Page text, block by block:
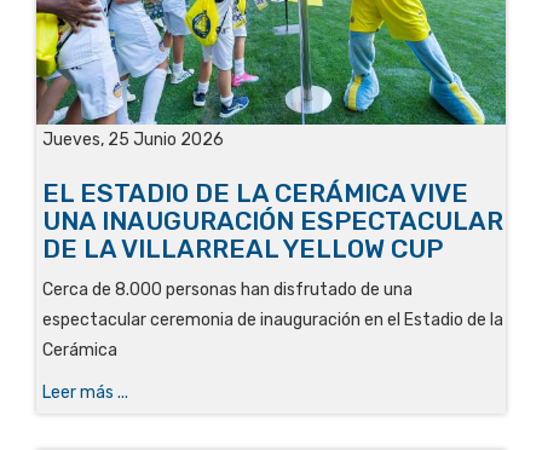
Jueves, 25 Junio 2026
EL ESTADIO DE LA CERÁMICA VIVE
UNA INAUGURACIÓN ESPECTACULAR
DE LA VILLARREAL YELLOW CUP
Cerca de 8.000 personas han disfrutado de una
espectacular ceremonia de inauguración en el Estadio de la
Cerámica
Leer más ...